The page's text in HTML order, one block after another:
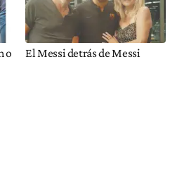
o
El Messi detrás de Messi